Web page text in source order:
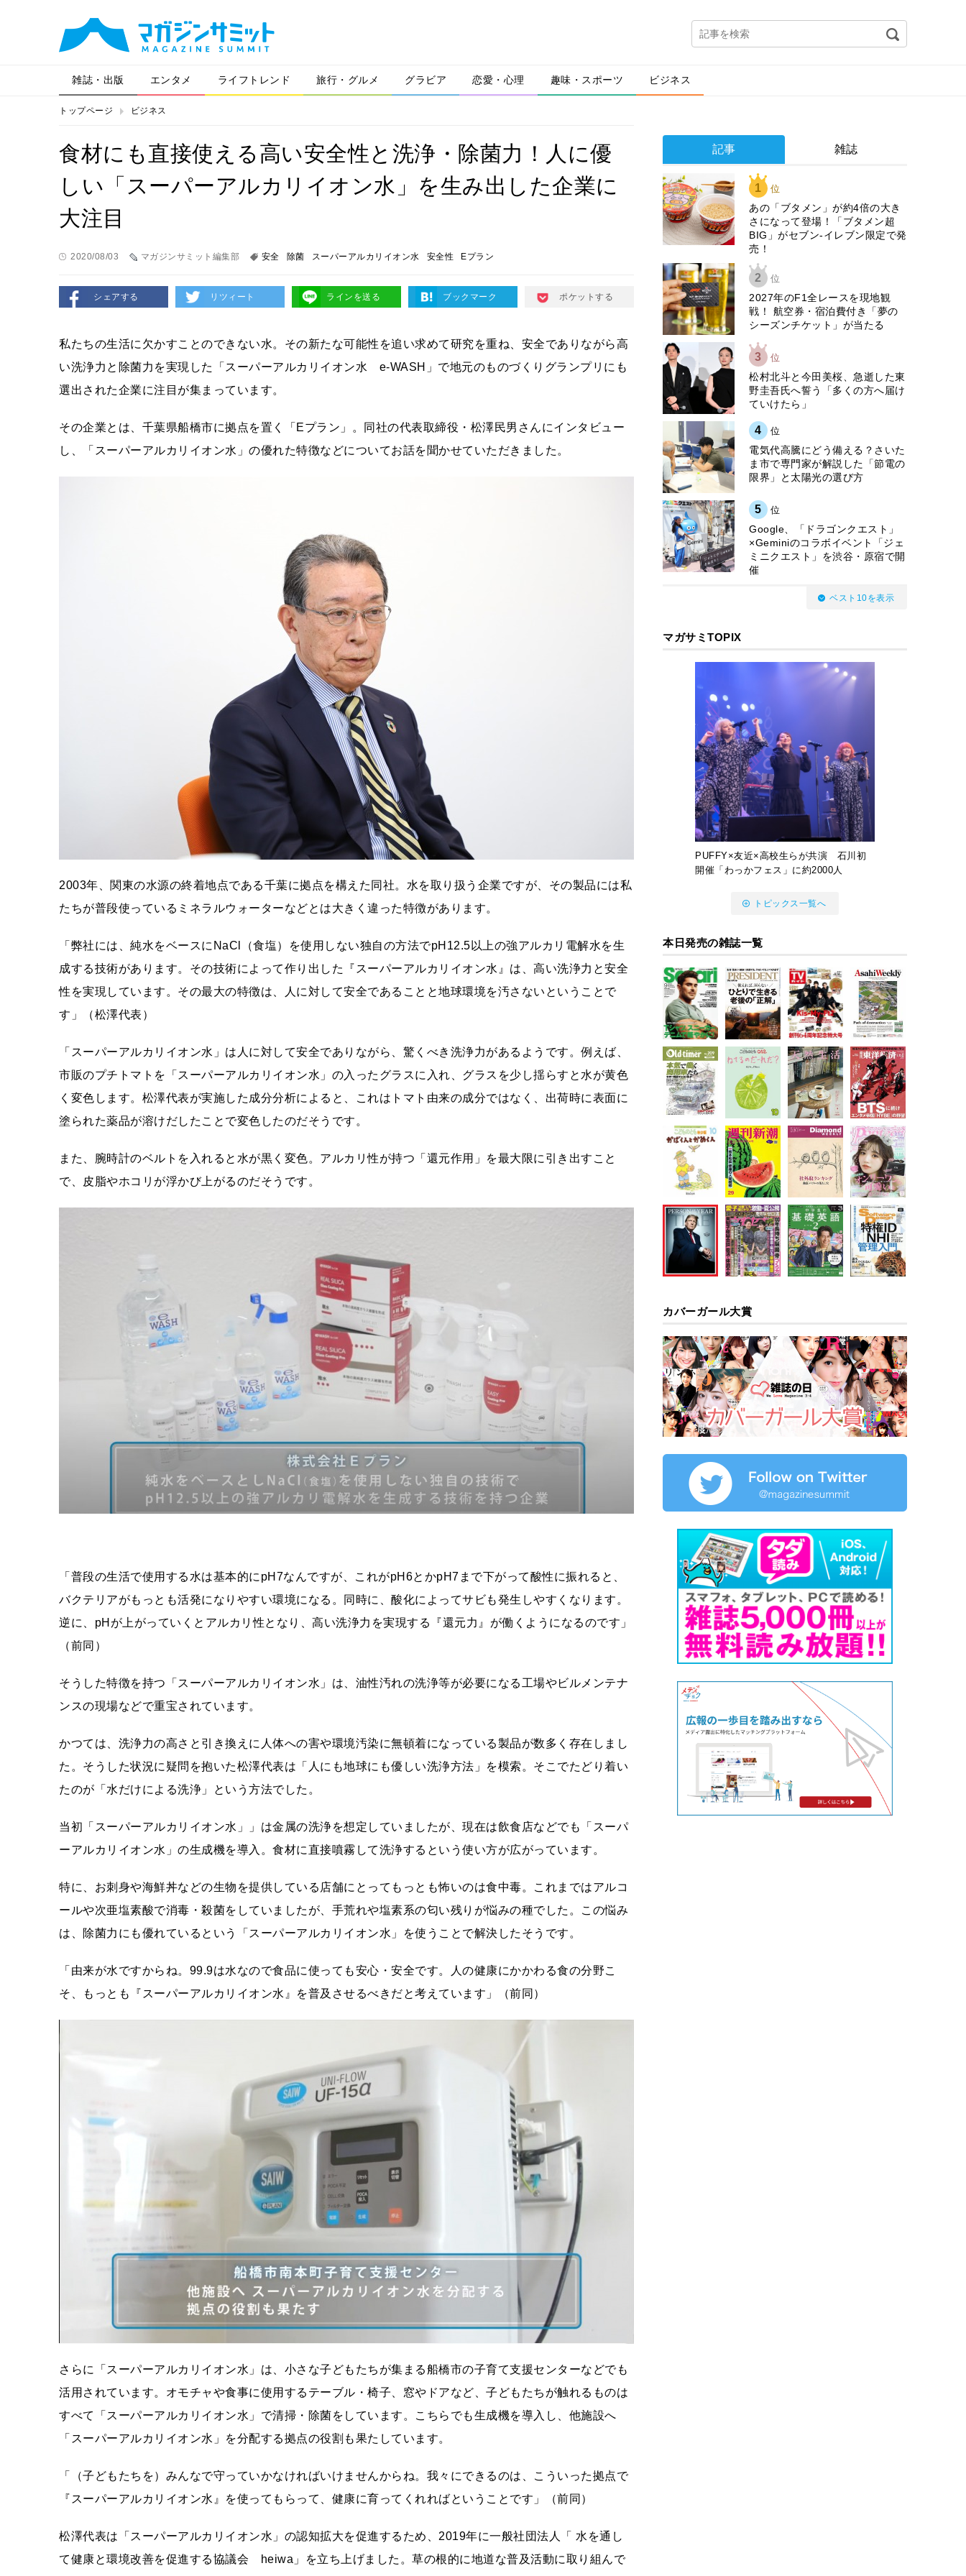
雑誌・出版 エンタメ ライフトレンド 旅行・グルメ グラビア 恋愛・心理 趣味・スポーツ ビジネス
トップページ ビジネス
食材にも直接使える高い安全性と洗浄・除菌力！人に優
しい「スーパーアルカリイオン水」を生み出した企業に
大注目
2020/08/03 マガジンサミット編集部 安全 除菌 スーパーアルカリイオン水 安全性 Eプラン
シェアする リツィート ラインを送る ブックマーク ポケットする
私たちの生活に欠かすことのできない水。その新たな可能性を追い求めて研究を重ね、安全でありながら高
い洗浄力と除菌力を実現した「スーパーアルカリイオン水 e-WASH」で地元のものづくりグランプリにも
選出された企業に注目が集まっています。
その企業とは、千葉県船橋市に拠点を置く「Eプラン」。同社の代表取締役・松澤民男さんにインタビュー
し、「スーパーアルカリイオン水」の優れた特徴などについてお話を聞かせていただきました。
2003年、関東の水源の終着地点である千葉に拠点を構えた同社。水を取り扱う企業ですが、その製品には私
たちが普段使っているミネラルウォーターなどとは大きく違った特徴があります。
「弊社には、純水をベースにNaCl（食塩）を使用しない独自の方法でpH12.5以上の強アルカリ電解水を生
成する技術があります。その技術によって作り出した『スーパーアルカリイオン水』は、高い洗浄力と安全
性を実現しています。その最大の特徴は、人に対して安全であることと地球環境を汚さないということで
す」（松澤代表）
「スーパーアルカリイオン水」は人に対して安全でありながら、驚くべき洗浄力があるようです。例えば、
市販のプチトマトを「スーパーアルカリイオン水」の入ったグラスに入れ、グラスを少し揺らすと水が黄色
く変色します。松澤代表が実施した成分分析によると、これはトマト由来の成分ではなく、出荷時に表面に
塗られた薬品が溶けだしたことで変色したのだそうです。
また、腕時計のベルトを入れると水が黒く変色。アルカリ性が持つ「還元作用」を最大限に引き出すこと
で、皮脂やホコリが浮かび上がるのだそうです。
「普段の生活で使用する水は基本的にpH7なんですが、これがpH6とかpH7まで下がって酸性に振れると、
バクテリアがもっとも活発になりやすい環境になる。同時に、酸化によってサビも発生しやすくなります。
逆に、pHが上がっていくとアルカリ性となり、高い洗浄力を実現する『還元力』が働くようになるのです」
（前同）
そうした特徴を持つ「スーパーアルカリイオン水」は、油性汚れの洗浄等が必要になる工場やビルメンテナ
ンスの現場などで重宝されています。
かつては、洗浄力の高さと引き換えに人体への害や環境汚染に無頓着になっている製品が数多く存在しまし
た。そうした状況に疑問を抱いた松澤代表は「人にも地球にも優しい洗浄方法」を模索。そこでたどり着い
たのが「水だけによる洗浄」という方法でした。
当初「スーパーアルカリイオン水」」は金属の洗浄を想定していましたが、現在は飲食店などでも「スーパ
ーアルカリイオン水」の生成機を導入。食材に直接噴霧して洗浄するという使い方が広がっています。
特に、お刺身や海鮮丼などの生物を提供している店舗にとってもっとも怖いのは食中毒。これまではアルコ
ールや次亜塩素酸で消毒・殺菌をしていましたが、手荒れや塩素系の匂い残りが悩みの種でした。この悩み
は、除菌力にも優れているという「スーパーアルカリイオン水」を使うことで解決したそうです。
「由来が水ですからね。99.9は水なので食品に使っても安心・安全です。人の健康にかかわる食の分野こ
そ、もっとも『スーパーアルカリイオン水』を普及させるべきだと考えています」（前同）
さらに「スーパーアルカリイオン水」は、小さな子どもたちが集まる船橋市の子育て支援センターなどでも
活用されています。オモチャや食事に使用するテーブル・椅子、窓やドアなど、子どもたちが触れるものは
すべて「スーパーアルカリイオン水」で清掃・除菌をしています。こちらでも生成機を導入し、他施設へ
「スーパーアルカリイオン水」を分配する拠点の役割も果たしています。
「（子どもたちを）みんなで守っていかなければいけませんからね。我々にできるのは、こういった拠点で
『スーパーアルカリイオン水』を使ってもらって、健康に育ってくれればということです」（前同）
松澤代表は「スーパーアルカリイオン水」の認知拡大を促進するため、2019年に一般社団法人「 水を通し
て健康と環境改善を促進する協議会 heiwa」を立ち上げました。草の根的に地道な普及活動に取り組んで
記事 雑誌
1 位
あの「ブタメン」が約4倍の大き
さになって登場！「ブタメン超
BIG」がセブン‐イレブン限定で発
売！
2 位
2027年のF1全レースを現地観
戦！ 航空券・宿泊費付き「夢の
シーズンチケット」が当たる
3 位
松村北斗と今田美桜、急逝した東
野圭吾氏へ誓う「多くの方へ届け
ていけたら」
4 位
電気代高騰にどう備える？さいた
ま市で専門家が解説した「節電の
限界」と太陽光の選び方
5 位
Google、「ドラゴンクエスト」
×Geminiのコラボイベント「ジェ
ミニクエスト」を渋谷・原宿で開
催
ベスト10を表示
マガサミTOPIX
PUFFY×友近×高校生らが共演 石川初
開催「わっかフェス」に約2000人
トピックス一覧へ
本日発売の雑誌一覧
カバーガール大賞